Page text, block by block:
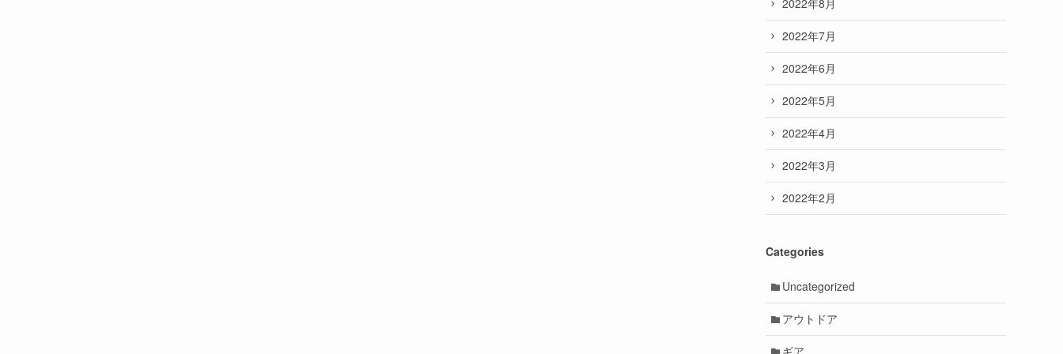
2022年8月
2022年7月
2022年6月
2022年5月
2022年4月
2022年3月
2022年2月
Categories
Uncategorized
アウトドア